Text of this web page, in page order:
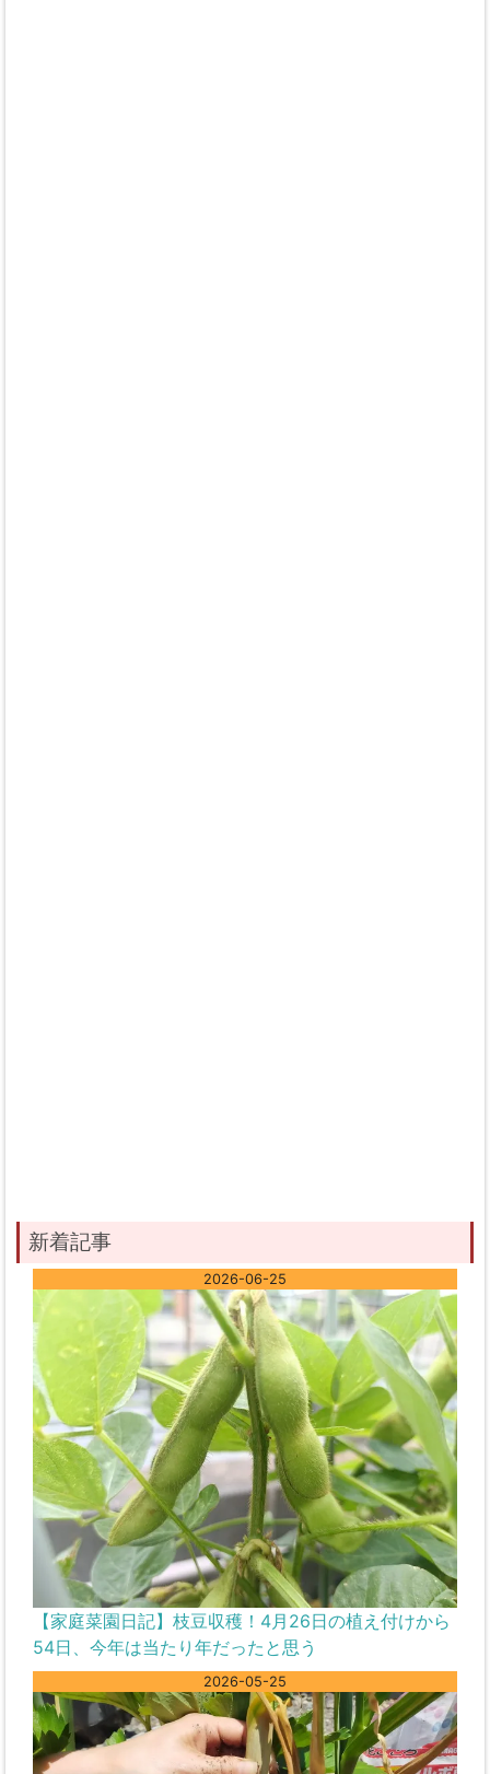
新着記事
2026-06-25
【家庭菜園日記】枝豆収穫！4月26日の植え付けから
54日、今年は当たり年だったと思う
2026-05-25